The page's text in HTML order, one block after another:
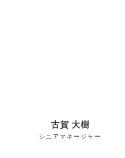
古賀 大樹
シニアマネージャー